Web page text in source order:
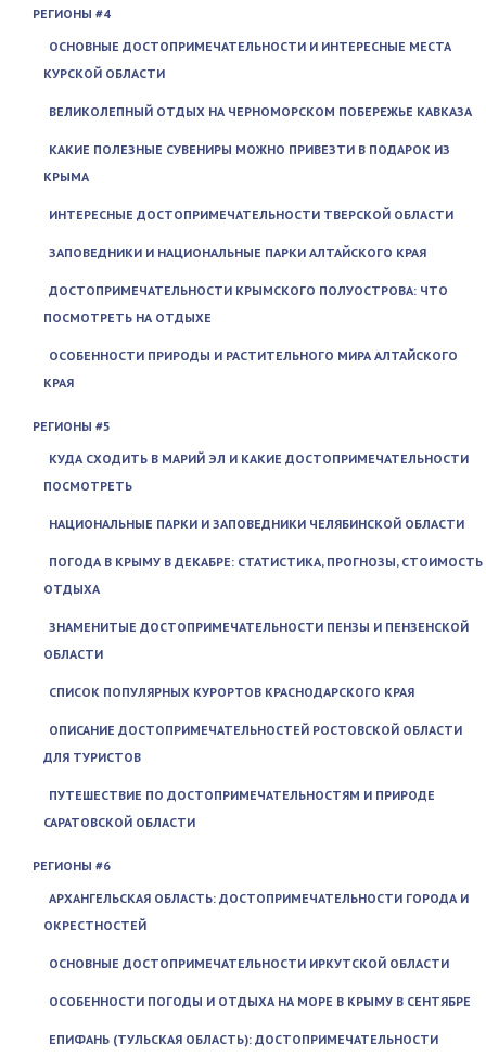
РЕГИОНЫ #4
ОСНОВНЫЕ ДОСТОПРИМЕЧАТЕЛЬНОСТИ И ИНТЕРЕСНЫЕ МЕСТА
КУРСКОЙ ОБЛАСТИ
ВЕЛИКОЛЕПНЫЙ ОТДЫХ НА ЧЕРНОМОРСКОМ ПОБЕРЕЖЬЕ КАВКАЗА
КАКИЕ ПОЛЕЗНЫЕ СУВЕНИРЫ МОЖНО ПРИВЕЗТИ В ПОДАРОК ИЗ
КРЫМА
ИНТЕРЕСНЫЕ ДОСТОПРИМЕЧАТЕЛЬНОСТИ ТВЕРСКОЙ ОБЛАСТИ
ЗАПОВЕДНИКИ И НАЦИОНАЛЬНЫЕ ПАРКИ АЛТАЙСКОГО КРАЯ
ДОСТОПРИМЕЧАТЕЛЬНОСТИ КРЫМСКОГО ПОЛУОСТРОВА: ЧТО
ПОСМОТРЕТЬ НА ОТДЫХЕ
ОСОБЕННОСТИ ПРИРОДЫ И РАСТИТЕЛЬНОГО МИРА АЛТАЙСКОГО
КРАЯ
РЕГИОНЫ #5
КУДА СХОДИТЬ В МАРИЙ ЭЛ И КАКИЕ ДОСТОПРИМЕЧАТЕЛЬНОСТИ
ПОСМОТРЕТЬ
НАЦИОНАЛЬНЫЕ ПАРКИ И ЗАПОВЕДНИКИ ЧЕЛЯБИНСКОЙ ОБЛАСТИ
ПОГОДА В КРЫМУ В ДЕКАБРЕ: СТАТИСТИКА, ПРОГНОЗЫ, СТОИМОСТЬ
ОТДЫХА
ЗНАМЕНИТЫЕ ДОСТОПРИМЕЧАТЕЛЬНОСТИ ПЕНЗЫ И ПЕНЗЕНСКОЙ
ОБЛАСТИ
СПИСОК ПОПУЛЯРНЫХ КУРОРТОВ КРАСНОДАРСКОГО КРАЯ
ОПИСАНИЕ ДОСТОПРИМЕЧАТЕЛЬНОСТЕЙ РОСТОВСКОЙ ОБЛАСТИ
ДЛЯ ТУРИСТОВ
ПУТЕШЕСТВИЕ ПО ДОСТОПРИМЕЧАТЕЛЬНОСТЯМ И ПРИРОДЕ
САРАТОВСКОЙ ОБЛАСТИ
РЕГИОНЫ #6
АРХАНГЕЛЬСКАЯ ОБЛАСТЬ: ДОСТОПРИМЕЧАТЕЛЬНОСТИ ГОРОДА И
ОКРЕСТНОСТЕЙ
ОСНОВНЫЕ ДОСТОПРИМЕЧАТЕЛЬНОСТИ ИРКУТСКОЙ ОБЛАСТИ
ОСОБЕННОСТИ ПОГОДЫ И ОТДЫХА НА МОРЕ В КРЫМУ В СЕНТЯБРЕ
ЕПИФАНЬ (ТУЛЬСКАЯ ОБЛАСТЬ): ДОСТОПРИМЕЧАТЕЛЬНОСТИ